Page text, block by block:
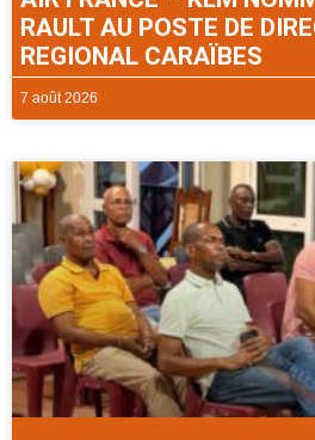
RAULT AU POSTE DE
REGIONAL CARAÏBES
7 août 2026